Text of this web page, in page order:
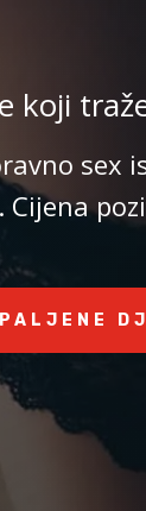
koji
sex
. Cijena